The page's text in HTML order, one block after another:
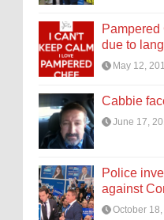
due to
May 12,
Cabbie
June 17,
Police
against
October